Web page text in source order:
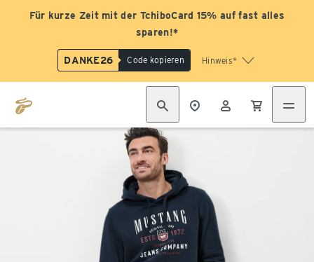
Für kurze Zeit mit der TchiboCard 15% auf fast alles
sparen!*
DANKE26 Code kopieren Hinweis*